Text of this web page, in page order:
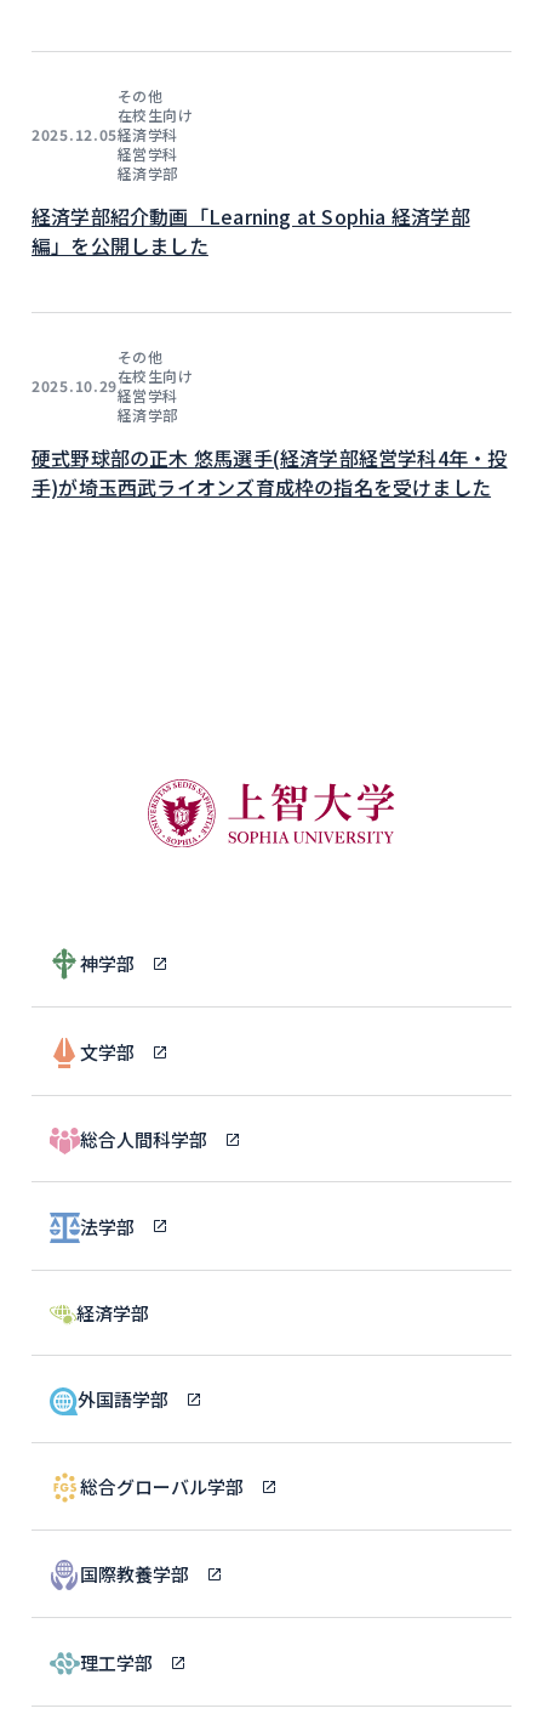
2025.12.05
その他
在校生向け
経済学科
経営学科
経済学部
経済学部紹介動画「Learning at Sophia 経済学部
編」を公開しました
2025.10.29
その他
在校生向け
経営学科
経済学部
硬式野球部の正木 悠馬選手(経済学部経営学科4年・投
手)が埼玉西武ライオンズ育成枠の指名を受けました
神学部
文学部
総合人間科学部
法学部
経済学部
外国語学部
総合グローバル学部
国際教養学部
理工学部